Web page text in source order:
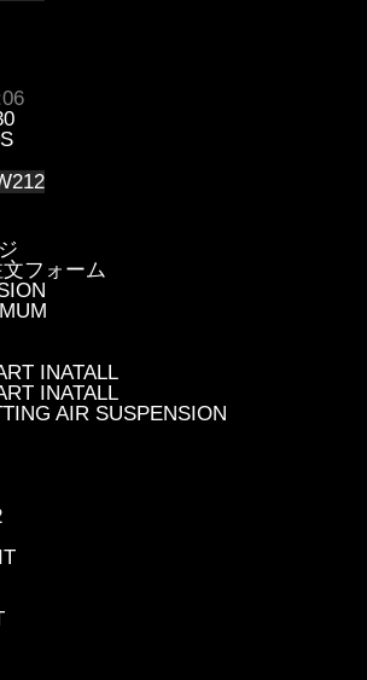
フォーム
INATALL
INATALL
AIR SUSPENSION